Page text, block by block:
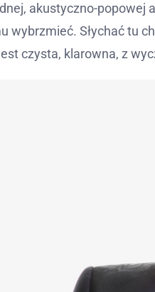
akustyczno-
wybrzmieć. Słychać tu
czysta, klarowna, z